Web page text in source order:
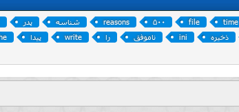
time
file
500
reasons شناسه پدر
ذخیره ini ناموفق را write پیدا